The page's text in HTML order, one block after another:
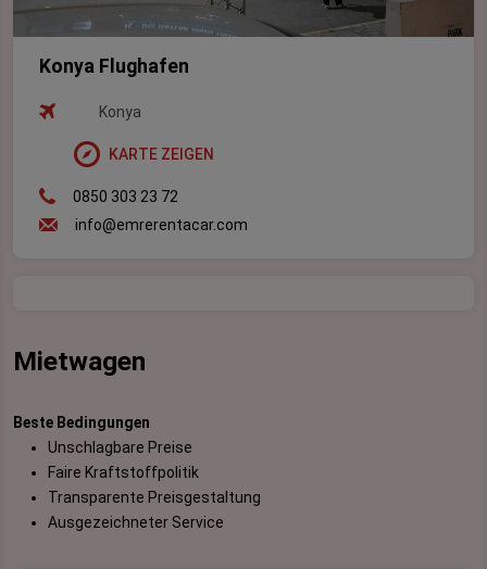
Mietwagen
Beste Bedingungen
Unschlagbare Preise
Faire Kraftstoffpolitik
Transparente Preisgestaltung
Ausgezeichneter Service
Konya Flughafen
Konya
KARTE ZEIGEN
0850 303 23 72
info@emrerentacar.com